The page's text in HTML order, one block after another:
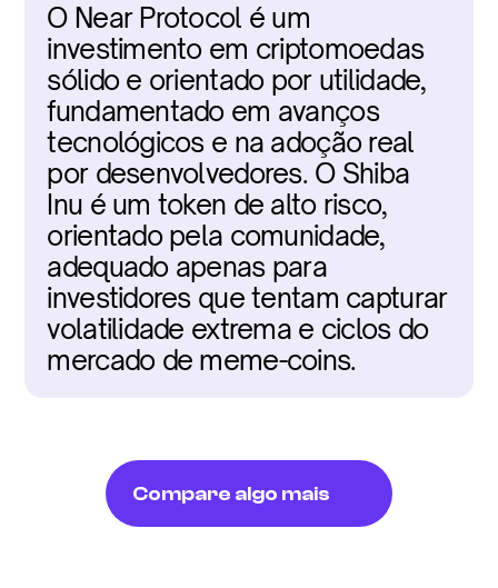
O Near Protocol é um
investimento em criptomoedas
sólido e orientado por utilidade,
fundamentado em avanços
tecnológicos e na adoção real
por desenvolvedores. O Shiba
Inu é um token de alto risco,
orientado pela comunidade,
adequado apenas para
investidores que tentam capturar
volatilidade extrema e ciclos do
mercado de meme-coins.
Compare algo mais